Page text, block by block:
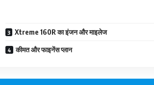
Xtreme 160R का इंजन और माइलेज
कीमत और फाइनेंस प्लान